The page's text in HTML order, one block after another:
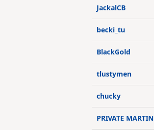
JackalCB
becki_tu
BlackGold
tlustymen
chucky
PRIVATE MARTIN